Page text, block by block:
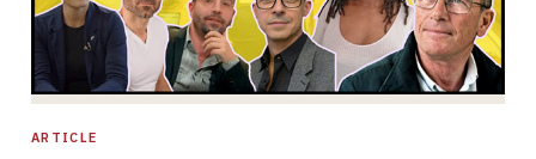
ARTICLE